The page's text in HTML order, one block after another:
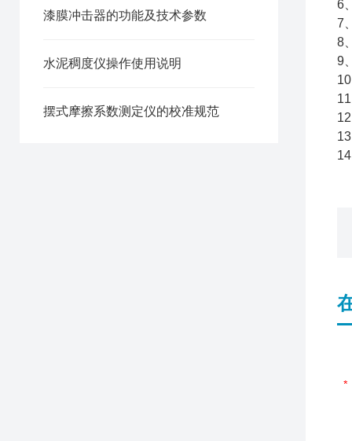
漆膜冲击器的功能及技术参数
水泥稠度仪操作使用说明
摆式摩擦系数测定仪的校准规范
6
7
8
9